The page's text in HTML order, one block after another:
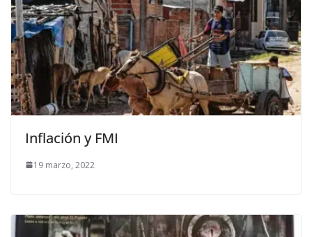
Inflación y FMI
19 marzo, 2022